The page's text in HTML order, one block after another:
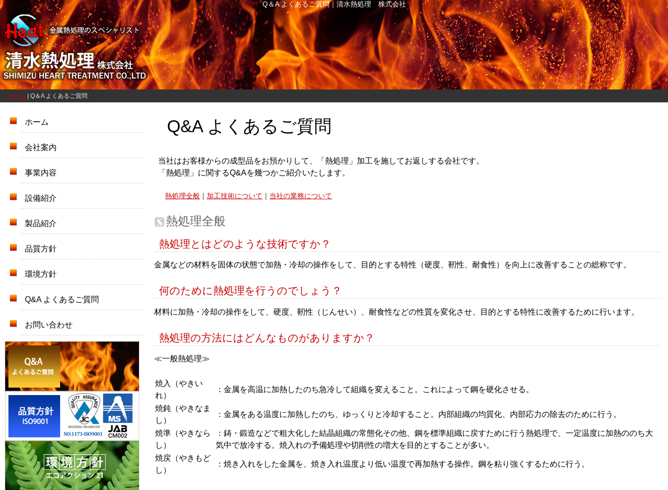
Q＆A よくあるご質問｜清水熱処理 株式会社
ホーム | Q＆A よくあるご質問
ホーム
会社案内
事業内容
設備紹介
製品紹介
品質方針
環境方針
Q&A よくあるご質問
お問い合わせ
Q&A よくあるご質問
当社はお客様からの成型品をお預かりして、「熱処理」加工を施してお返しする会社です。
「熱処理」に関するQ&Aを幾つかご紹介いたします。
熱処理全般 ｜ 加工技術について ｜ 当社の業務について
熱処理全般
熱処理とはどのような技術ですか？
金属などの材料を固体の状態で加熱・冷却の操作をして、目的とする特性（硬度、靭性、耐食性）を向上に改善することの総称です。
何のために熱処理を行うのでしょう？
材料に加熱・冷却の操作をして、硬度、靭性（じんせい）、耐食性などの性質を変化させ、目的とする特性に改善するために行います。
熱処理の方法にはどんなものがありますか？
≪一般熱処理≫
焼入（やきい
れ）
：金属を高温に加熱したのち急冷して組織を変えること。これによって鋼を硬化させる。
焼鈍（やきなま
し）
：金属をある温度に加熱したのち、ゆっくりと冷却すること。内部組織の均質化、内部応力の除去のために行う。
焼準（やきなら
し）
：鋳・鍛造などで粗大化した結晶組織の常態化その他、鋼を標準組織に戻すために行う熱処理で、一定温度に加熱ののち大
気中で放冷する。焼入れの予備処理や切削性の増大を目的とすることが多い。
焼戻（やきもど
し）
：焼き入れをした金属を、焼き入れ温度より低い温度で再加熱する操作。鋼を粘り強くするために行う。